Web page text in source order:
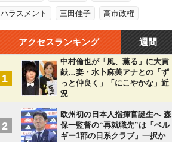
ハラスメント 三田佳子 高市政権
アクセスランキング 週間
1
中村倫也が「風、薫る」に大貢
献…妻・水卜麻美アナとの「ず
っと仲良く」「にこやかな」近
況
2
欧州初の日本人指揮官誕生へ 森
保一監督の“再就職先”は「ベル
ギー1部の日系クラブ」一択か